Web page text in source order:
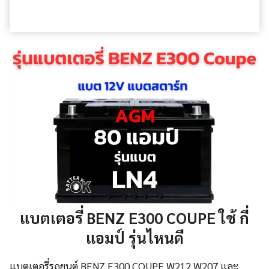
แบตเตอรี่ BENZ E300 COUPE ใช้ กี่
แอมป์ รุ่นไหนดี
แบตเตอรี่รถยนต์ BENZ E300 COUPE W212 W207 และ